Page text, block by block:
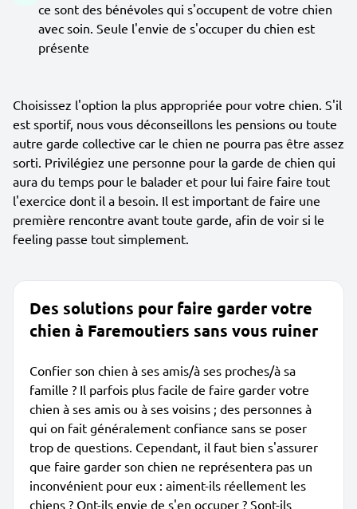
ce sont des bénévoles qui s'occupent de votre chien
avec soin. Seule l'envie de s'occuper du chien est
présente
Choisissez l'option la plus appropriée pour votre chien. S'il
est sportif, nous vous déconseillons les pensions ou toute
autre garde collective car le chien ne pourra pas être assez
sorti. Privilégiez une personne pour la garde de chien qui
aura du temps pour le balader et pour lui faire faire tout
l'exercice dont il a besoin. Il est important de faire une
première rencontre avant toute garde, afin de voir si le
feeling passe tout simplement.
Des solutions pour faire garder votre
chien à Faremoutiers sans vous ruiner
Confier son chien à ses amis/à ses proches/à sa
famille ? Il parfois plus facile de faire garder votre
chien à ses amis ou à ses voisins ; des personnes à
qui on fait généralement confiance sans se poser
trop de questions. Cependant, il faut bien s'assurer
que faire garder son chien ne représentera pas un
inconvénient pour eux : aiment-ils réellement les
chiens ? Ont-ils envie de s'en occuper ? Sont-ils